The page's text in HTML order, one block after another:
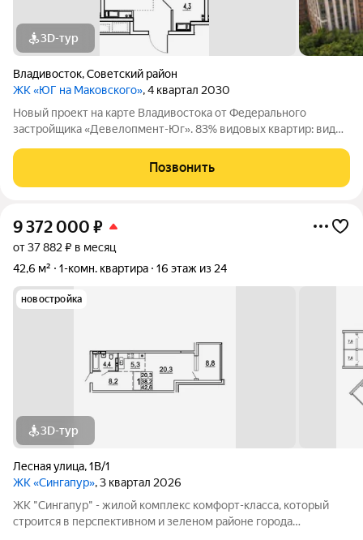
3D-тур
Владивосток,Советский район
ЖК «ЮГ на Маковского», 4 квартал 2030
Новый проект на карте Владивостока от Федерального
застройщика «Девелопмент-Юг». 83% видовых квартир: виды
массива, двор с прогулочным бульваром, смотровой
площадкой, спортивными зонами,
Позвонить
9 372 000 ₽
от 37 882 ₽ в месяц
42,6 м²
1-комн. квартира 16 этаж из 24
новостройка
3D-тур
Лесная улица,1В/1
ЖК «Сингапур», 3 квартал 2026
ЖК "Сингапур" - жилой комплекс комфорт-класса, который
строится в перспективном и зеленом районе города